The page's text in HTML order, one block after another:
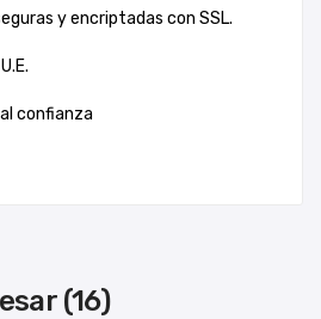
y encriptadas con SSL.
confianza
(16)